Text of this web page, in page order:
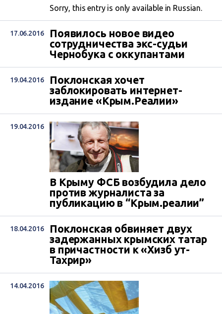
Sorry, this entry is only available in Russian.
17.06.2016
Появилось новое видео
сотрудничества экс-судьи
Чернобука с оккупантами
19.04.2016
Поклонская хочет
заблокировать интернет-
издание «Крым.Реалии»
19.04.2016
В Крыму ФСБ возбудила дело
против журналиста за
публикацию в “Крым.реалии”
18.04.2016
Поклонская обвиняет двух
задержанных крымских татар
в причастности к «Хизб ут-
Тахрир»
14.04.2016